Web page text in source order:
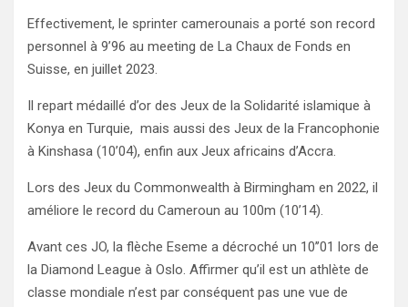
Effectivement, le sprinter camerounais a porté son record
personnel à 9’96 au meeting de La Chaux de Fonds en
Suisse, en juillet 2023.
Il repart médaillé d’or des Jeux de la Solidarité islamique à
Konya en Turquie, mais aussi des Jeux de la Francophonie
à Kinshasa (10’04), enfin aux Jeux africains d’Accra.
Lors des Jeux du Commonwealth à Birmingham en 2022, il
améliore le record du Cameroun au 100m (10’14).
Avant ces JO, la flèche Eseme a décroché un 10’’01 lors de
la Diamond League à Oslo. Affirmer qu’il est un athlète de
classe mondiale n’est par conséquent pas une vue de